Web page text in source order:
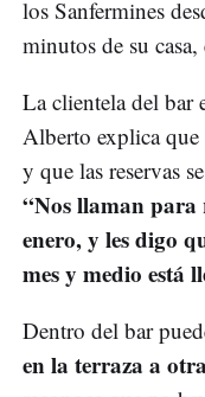
los Sanfermines
minutos de su casa,
La clientela del bar
Alberto explica que
y que las reservas
“Nos llaman para
enero, y les digo
mes y medio está
Dentro del bar
en la terraza a